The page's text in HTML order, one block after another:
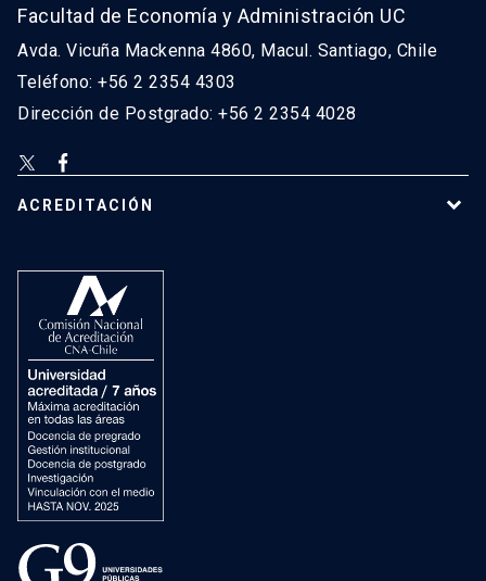
Facultad de Economía y Administración UC
Avda. Vicuña Mackenna 4860, Macul. Santiago, Chile
Teléfono: +56 2 2354 4303
Dirección de Postgrado: +56 2 2354 4028
ACREDITACIÓN